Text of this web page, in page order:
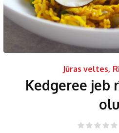
Jūras veltes,
Kedgeree jeb
olu